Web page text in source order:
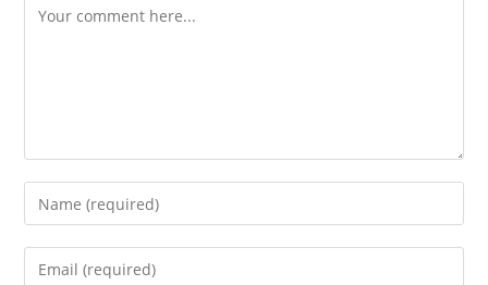
Comment
Enter
your
name
Enter